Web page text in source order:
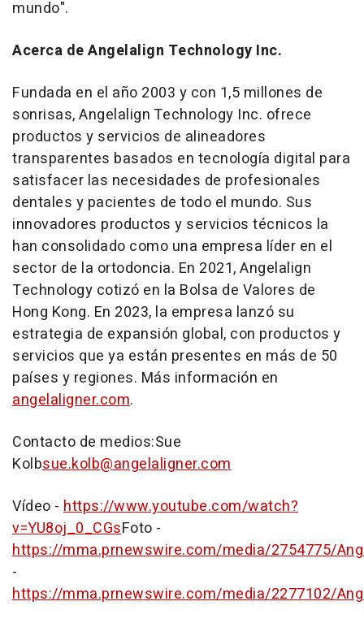
mundo".
Acerca de Angelalign Technology Inc.
Fundada en el año 2003 y con 1,5 millones de
sonrisas, Angelalign Technology Inc. ofrece
productos y servicios de alineadores
transparentes basados en tecnología digital para
satisfacer las necesidades de profesionales
dentales y pacientes de todo el mundo. Sus
innovadores productos y servicios técnicos la
han consolidado como una empresa líder en el
sector de la ortodoncia. En 2021, Angelalign
Technology cotizó en la Bolsa de Valores de
Hong Kong. En 2023, la empresa lanzó su
estrategia de expansión global, con productos y
servicios que ya están presentes en más de 50
países y regiones. Más información en
angelaligner.com.
Contacto de medios:Sue
Kolbsue.kolb@angelaligner.com
Vídeo - https://www.youtube.com/watch?
v=YU8oj_0_CGsFoto -
https://mma.prnewswire.com/media/2754775/
-
https://mma.prnewswire.com/media/2277102/